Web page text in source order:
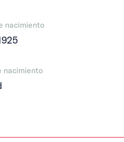
nacimiento
nacimiento